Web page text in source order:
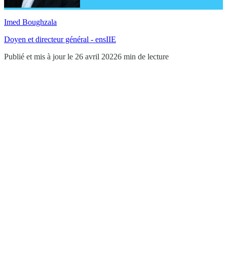
Imed Boughzala
Doyen et directeur général - ensIIE
Publié et mis à jour le 26 avril 20226 min de lecture